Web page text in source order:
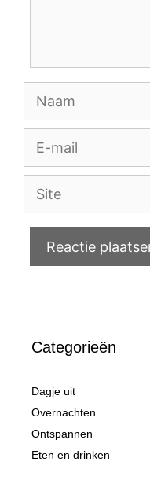
Naam
mail
Site
Categorieën
Dagje uit
Overnachten
Ontspannen
Eten en drinken